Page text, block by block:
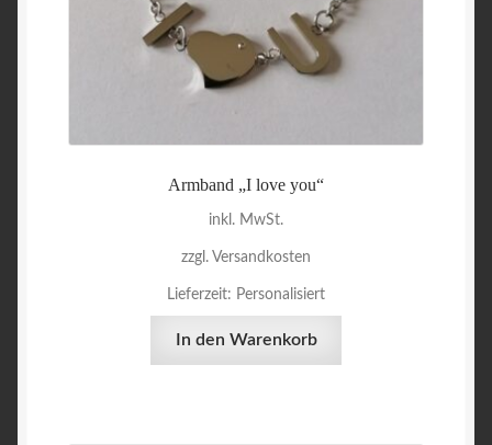
Armband „I love you“
inkl. MwSt.
zzgl. Versandkosten
Lieferzeit: Personalisiert
In den Warenkorb